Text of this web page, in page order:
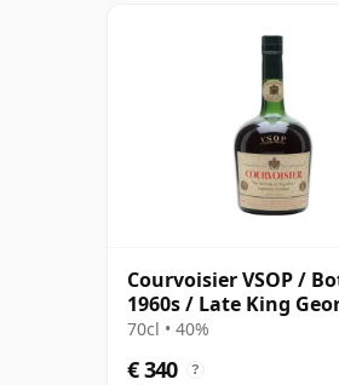
Courvoisier VSOP /
1960s / Late King
70cl • 40%
€ 340 ?